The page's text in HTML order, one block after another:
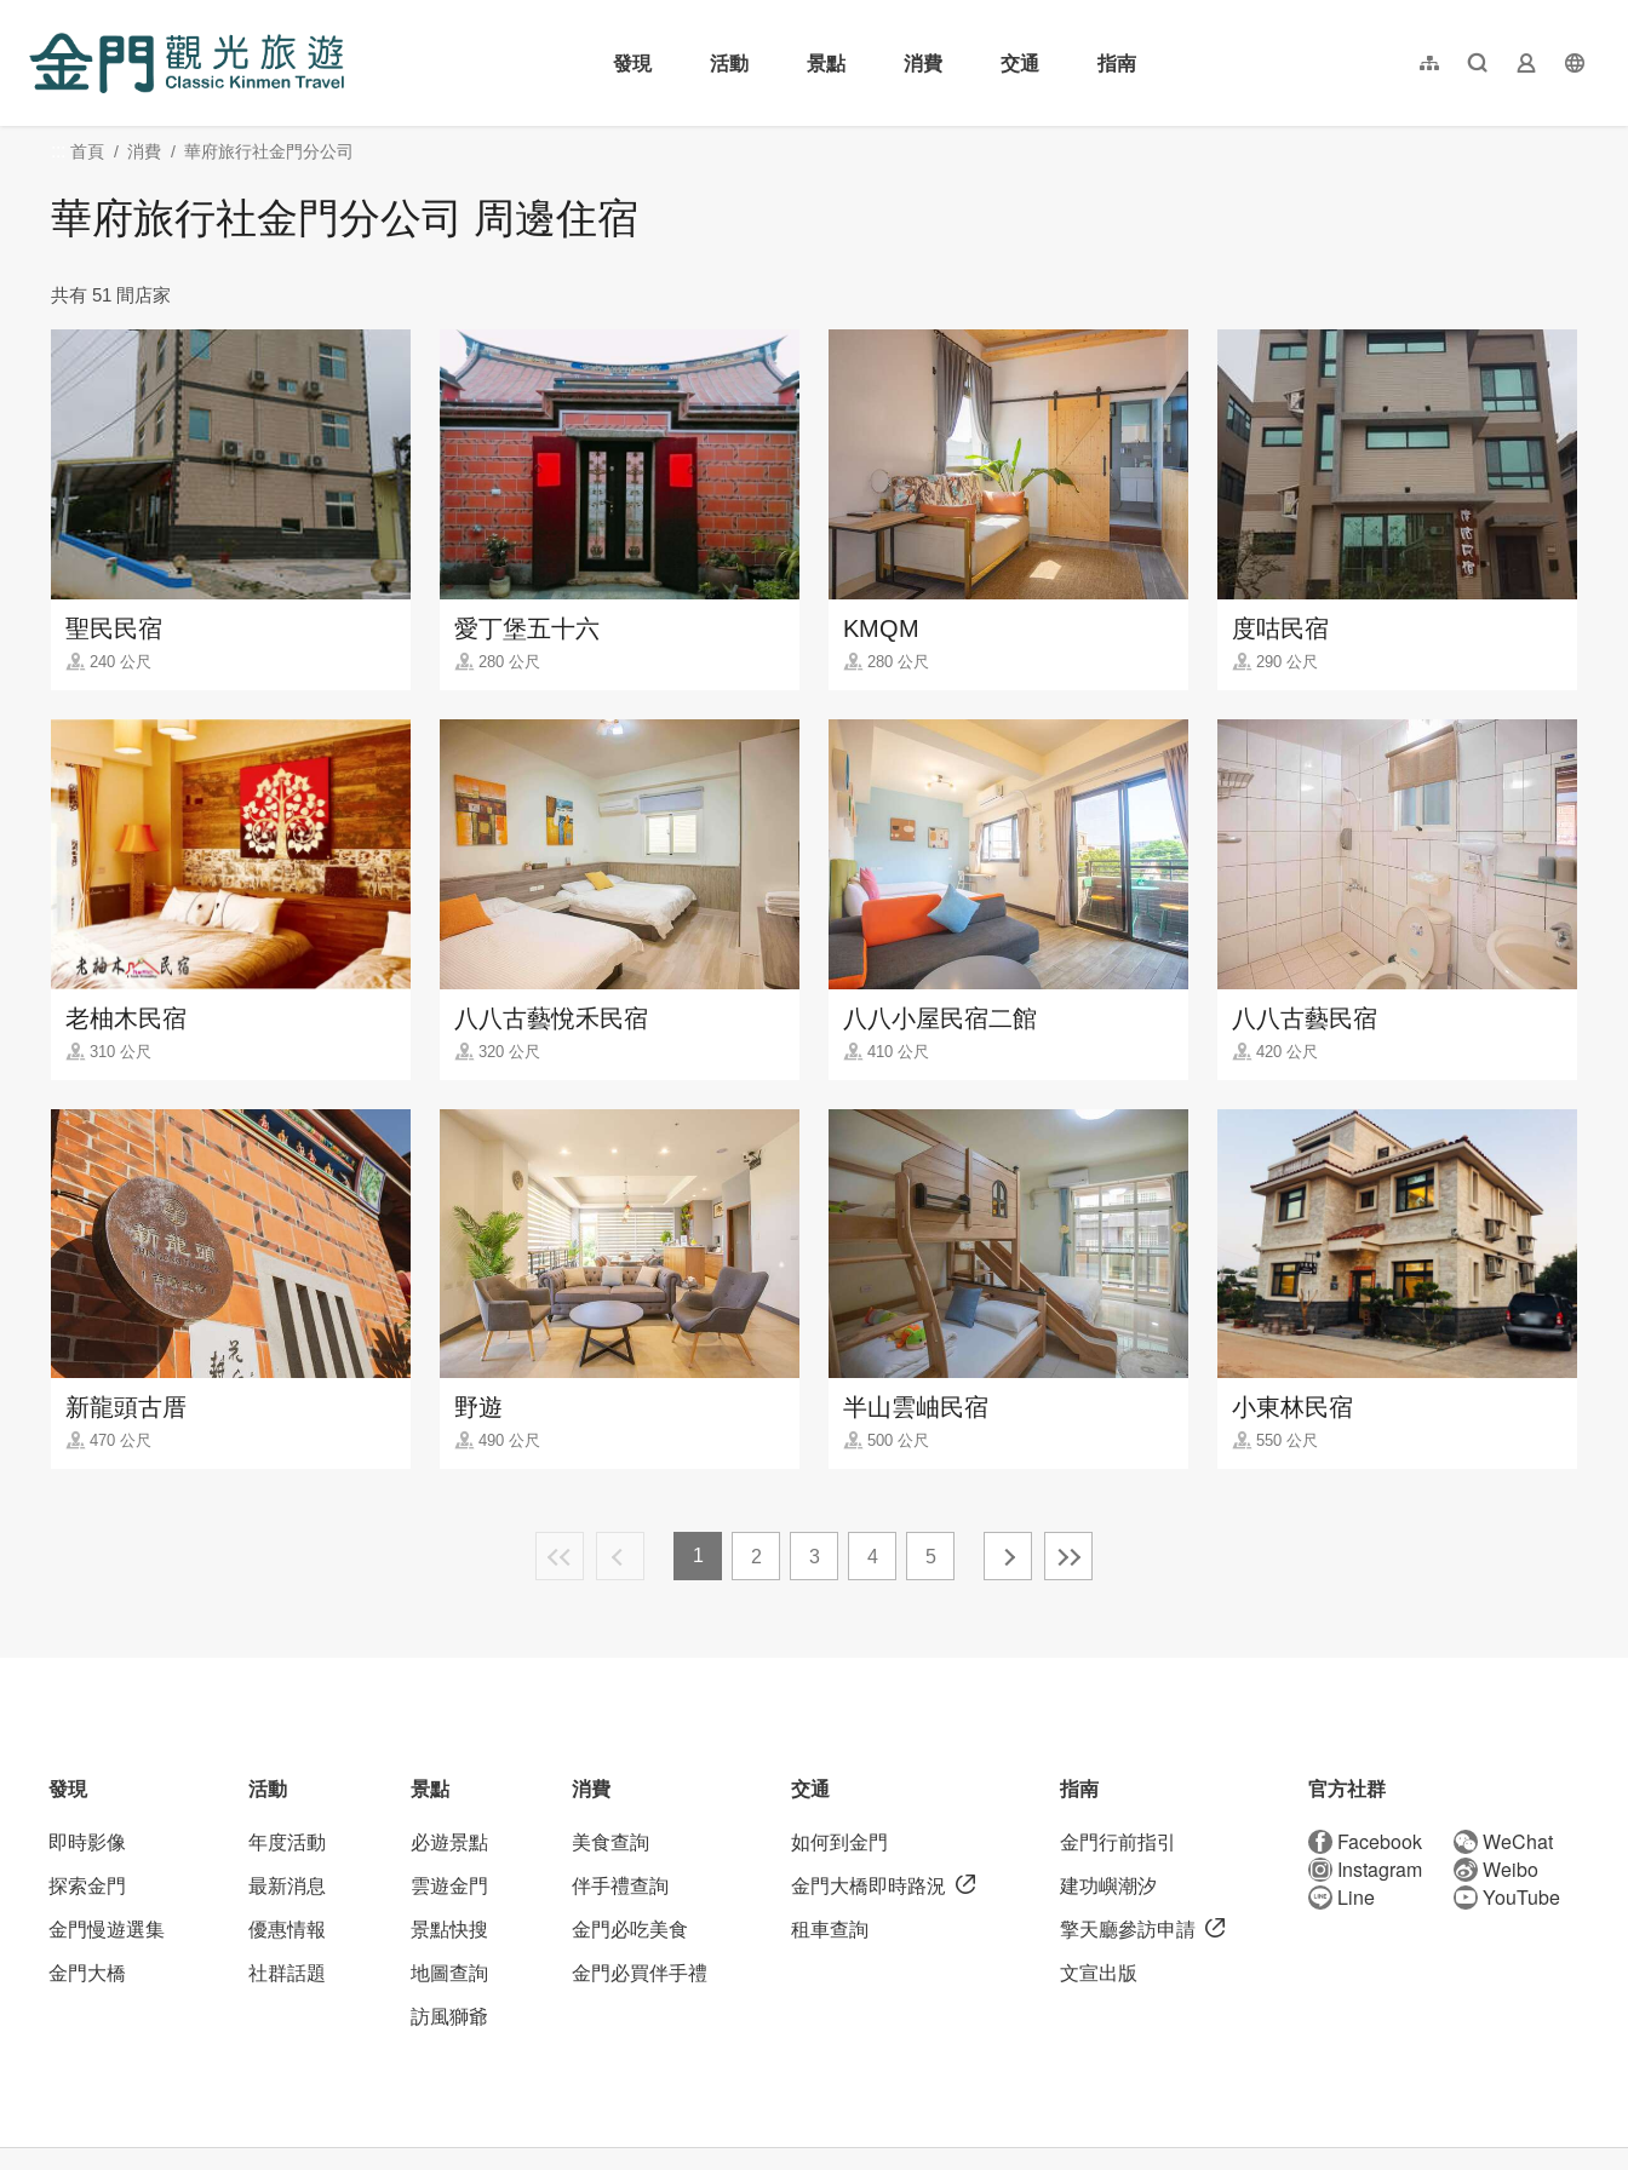
內
發現
活動 景點 消費 交通 指南 網站導覽全文檢索業者登入
简体中文
首頁 消費 華府旅行社金門分公司
華府旅行社金門分公司 周邊住宿
共有 51 間店家
聖民民宿
240 公尺
愛丁堡五十六
280 公尺
KMQM
280 公尺
度咕民宿
290 公尺
老柚木民宿
310 公尺
八八古藝悅禾民宿
320 公尺
八八小屋民宿二館
410 公尺
八八古藝民宿
420 公尺
新龍頭古厝
470 公尺
野遊
490 公尺
半山雲岫民宿
500 公尺
小東林民宿
550 公尺
1 2 3 4 5
發現
即時影像
探索金門
金門慢遊選集
金門大橋
活動
年度活動
最新消息
優惠情報
社群話題
景點
必遊景點
雲遊金門
景點快搜
地圖查詢
訪風獅爺
消費
美食查詢
伴手禮查詢
金門必吃美食
金門必買伴手禮
交通
如何到金門
金門大橋即時路況
租車查詢
指南
金門行前指引
建功嶼潮汐
擎天廳參訪申請
文宣出版
官方社群
Facebook
WeChat
Instagram
Weibo
Line
YouTube